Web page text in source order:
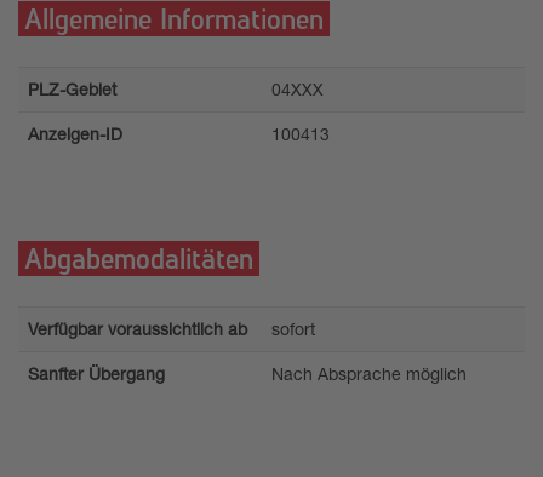
Allgemeine Informationen
PLZ-Gebiet 04XXX
Anzeigen-ID 100413
Abgabemodalitäten
Verfügbar voraussichtlich ab sofort
Sanfter Übergang Nach Absprache möglich